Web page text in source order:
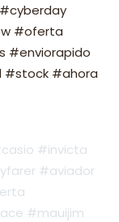
#oferta
#enviorapido
#stock #ahora
#invicta
#aviador
#mauijim